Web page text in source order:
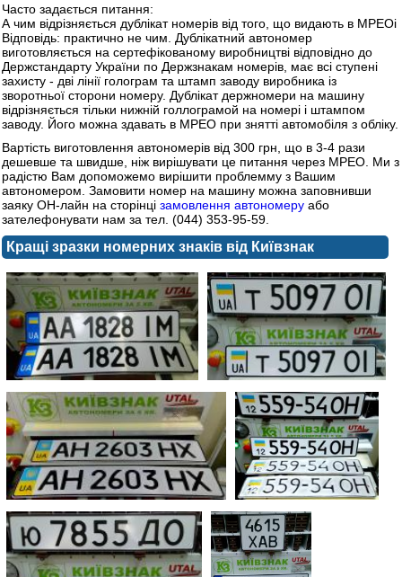
Часто задається питання:
А чим відрізняється дублікат номерів від того, що видають в МРЕОі
Відповідь: практично не чим. Дублікатний автономер
виготовляється на сертефікованому виробництві відповідно до
Держстандарту України по Держзнакам номерів, має всі ступені
захисту - дві лінії голограм та штамп заводу виробника із
зворотньої сторони номеру. Дублікат держномери на машину
відрізняється тільки нижній голлограмой на номері і штампом
заводу. Його можна здавать в МРЕО при знятті автомобіля з обліку.
Вартість виготовлення автономерів від 300 грн, що в 3-4 рази
дешевше та швидше, ніж вирішувати це питання через МРЕО. Ми з
радістю Вам допоможемо вирішити проблемму з Вашим
автономером. Замовити номер на машину можна заповнивши
заяку ОН-лайн на сторінці замовлення автономеру або
зателефонувати нам за тел. (044) 353-95-59.
Кращі зразки номерних знаків від Київзнак